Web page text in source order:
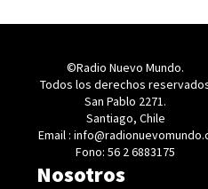
©Radio Nuevo Mundo.
Todos los derechos
San Pablo 2271.
Santiago, Chile
Email :
Fono: 56 2 6883175
Nosotros